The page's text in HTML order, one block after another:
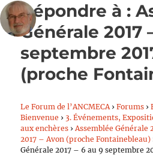
Répondre à :
Générale 2017
septembre
(proche
Le Forum de l’ANCMECA › Forums ›
Bienvenue › 3. Événements,
aux enchères › Assemblée Générale
2017 – Avon (proche Fontainebleau)
Générale 2017 – 6 au 9 septembre